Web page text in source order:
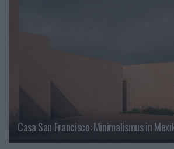
Casa San Francisco: Minimalismus in